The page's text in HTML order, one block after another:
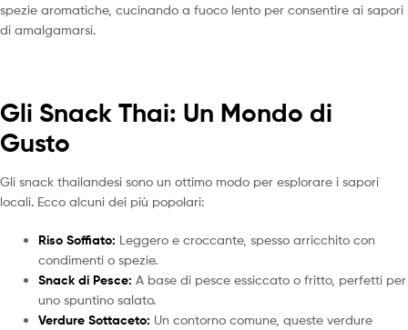
spezie aromatiche, cucinando a fuoco lento per consentire ai sapori
di amalgamarsi.
Gli Snack Thai: Un Mondo di
Gusto
Gli snack thailandesi sono un ottimo modo per esplorare i sapori
locali. Ecco alcuni dei più popolari:
Riso Soffiato: Leggero e croccante, spesso arricchito con
condimenti o spezie.
Snack di Pesce: A base di pesce essiccato o fritto, perfetti per
uno spuntino salato.
Verdure Sottaceto: Un contorno comune, queste verdure